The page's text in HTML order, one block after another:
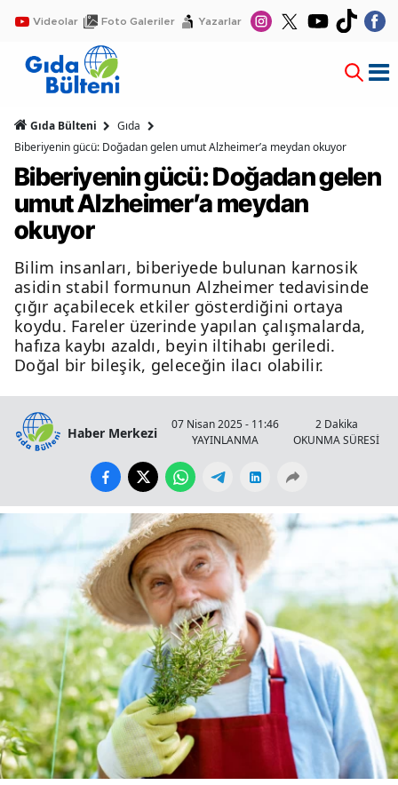
Videolar Foto Galeriler Yazarlar
Gıda Bülteni
Gıda
Biberiyenin gücü: Doğadan gelen umut Alzheimer’a meydan okuyor
Biberiyenin gücü: Doğadan gelen
umut Alzheimer’a meydan
okuyor
Bilim insanları, biberiyede bulunan karnosik
asidin stabil formunun Alzheimer tedavisinde
çığır açabilecek etkiler gösterdiğini ortaya
koydu. Fareler üzerinde yapılan çalışmalarda,
hafıza kaybı azaldı, beyin iltihabı geriledi.
Doğal bir bileşik, geleceğin ilacı olabilir.
Haber Merkezi
07 Nisan 2025 - 11:46
YAYINLANMA
2 Dakika
OKUNMA SÜRESİ